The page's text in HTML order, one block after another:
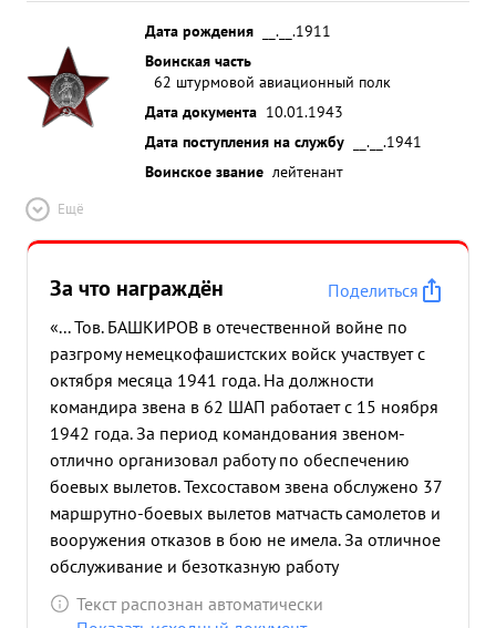
Дата рождения
__.__.1911
Воинская часть
62 штурмовой авиационный полк
Дата документа 10.01.1943
Дата поступления на службу
__.__.1941
Воинское звание лейтенант
Ещё
За что награждён
Поделиться
«... Тов. БАШКИРОВ в отечественной войне по
разгрому немецкофашистских войск участвует с
октября месяца 1941 года. На должности
командира звена в 62 ШАП работает с 15 ноября
1942 года. За период командования звеном-
отлично организовал работу по обеспечению
боевых вылетов. Техсоставом звена обслужено 37
маршрутно-боевых вылетов матчасть самолетов и
вооружения отказов в бою не имела. За отличное
обслуживание и безотказную работу
материальной части в бою в его звене 3 человека
награждены Правите льственными наградами.
Текст распознан автоматически